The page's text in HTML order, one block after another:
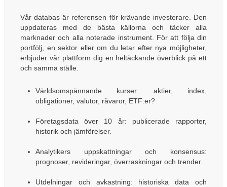
Vår databas är referensen för krävande investerare. Den
uppdateras med de bästa källorna och täcker alla
marknader och alla noterade instrument. För att följa din
portfölj, en sektor eller om du letar efter nya möjligheter,
erbjuder vår plattform dig en heltäckande överblick på ett
och samma ställe.
Världsomspännande kurser: aktier, index,
obligationer, valutor, råvaror, ETF:er?
Företagsdata över 10 år: publicerade rapporter,
historik och jämförelser.
Analytikers uppskattningar och konsensus:
prognoser, revideringar, överraskningar och trender.
Utdelningar och avkastning: historiska data och